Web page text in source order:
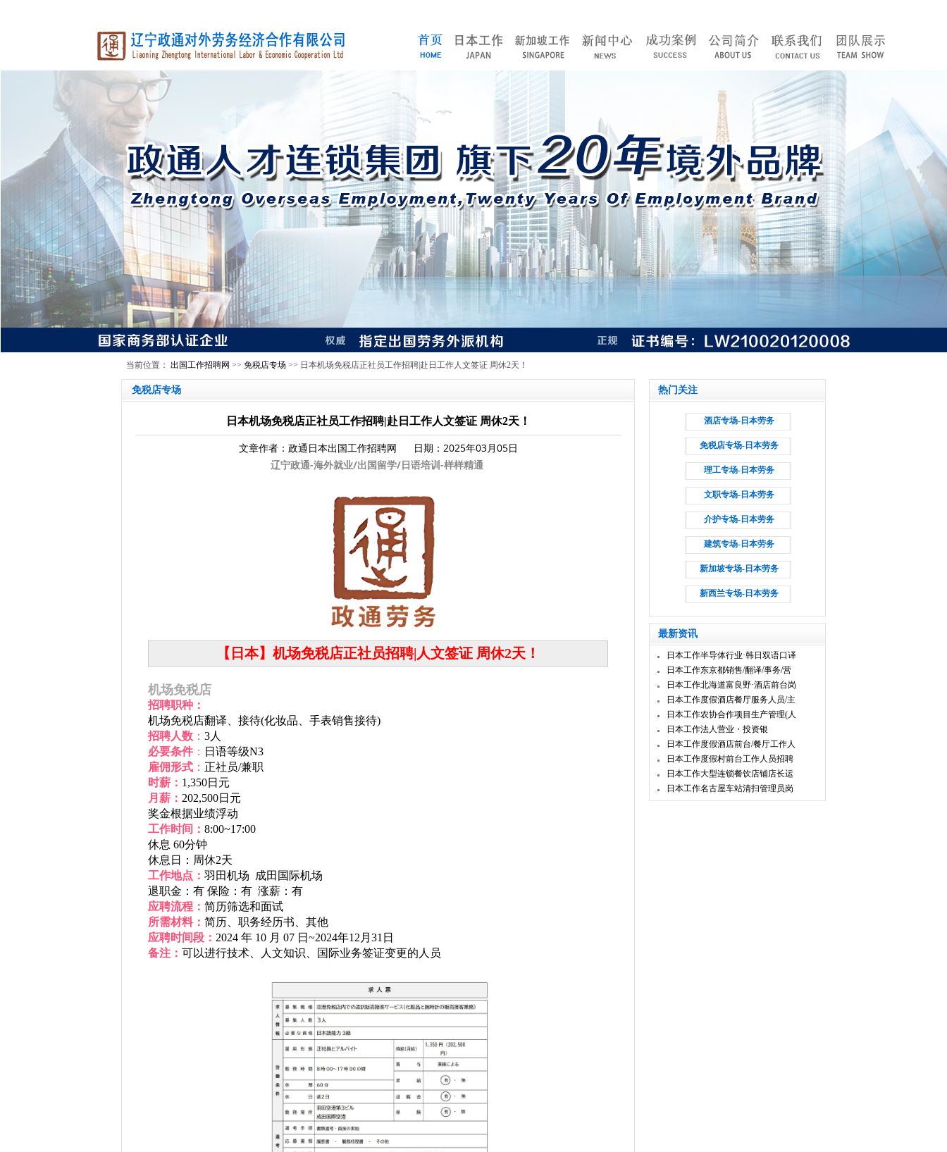
当前位置： 出国工作招聘网 >> 免税店专场>> 日本机场免税店正社员工作招聘|赴日工作人文签证 周休2天！
免税店专场
日本机场免税店正社员工作招聘|赴日工作人文签证 周休2天！
文章作者： 政通日本出国工作招聘网 日期：2025年03月05日
辽宁政通-海外就业/出国留学/日语培训-样样精通
【日本】机场免税店正社员招聘|人文签证 周休2天！
机场免税店
招聘职种：
机场免税店翻译、接待(化妆品、手表销售接待)
招聘人数 ： 3人
必要条件 ： 日语等级N3
雇佣形式 ： 正社员/兼职
时薪： 1,350日元
月薪： 202,500日元
奖金根据业绩浮动
工作时间： 8:00~17:00
休息 60分钟
休息日：周休2天
工作地点： 羽田机场 成田国际机场
退职金：有 保险：有 涨薪：有
应聘流程： 简历筛选和面试
所需材料： 简历、职务经历书、其他
应聘时间段： 2024 年 10 月 07 日~2024年12月31日
备注： 可以进行技术、人文知识、国际业务签证变更的人员
热门关注
酒店专场-日本劳务
免税店专场-日本劳务
理工专场-日本劳务
文职专场-日本劳务
介护专场-日本劳务
建筑专场-日本劳务
新加坡专场-日本劳务
新西兰专场-日本劳务
最新资讯
日本工作半导体行业·韩日双语口译
日本工作东京都销售/翻译/事务/营
日本工作北海道富良野·酒店前台岗
日本工作度假酒店餐厅服务人员/主
日本工作农协合作项目生产管理(人
日本工作法人营业・投资银
日本工作度假酒店前台/餐厅工作人
日本工作度假村前台工作人员招聘
日本工作大型连锁餐饮店铺店长运
日本工作名古屋车站清扫管理员岗